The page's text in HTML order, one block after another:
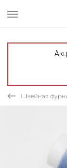
Швейная